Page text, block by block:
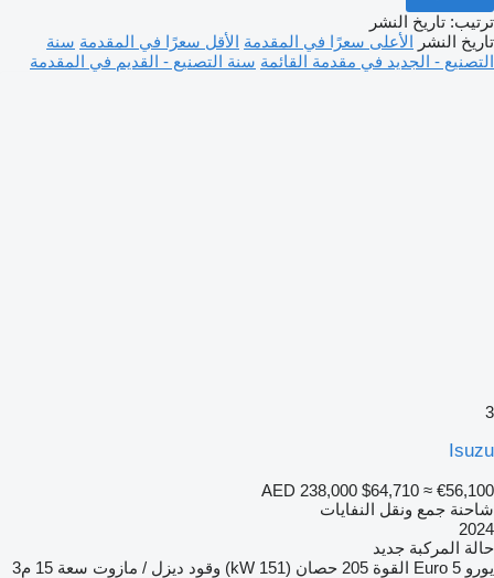
ترتيب: تاريخ النشر
تاريخ النشر الأعلى سعرًا في المقدمة الأقل سعرًا في المقدمة سنة
التصنيع - الجديد في مقدمة القائمة سنة التصنيع - القديم في المقدمة
3
Isuzu
AED 238,000 $64,710 ≈ €56,100
شاحنة جمع ونقل النفايات
2024
حالة المركبة جديد
يورو Euro 5 القوة 205 حصان (151 kW) وقود ديزل / مازوت سعة 15 م3